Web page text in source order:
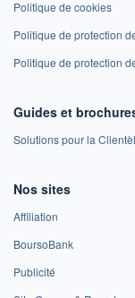
Politique de cookies
Politique de protection
Politique de protection
Guides et
Solutions pour la
Nos sites
Affiliation
BoursoBank
Publicité